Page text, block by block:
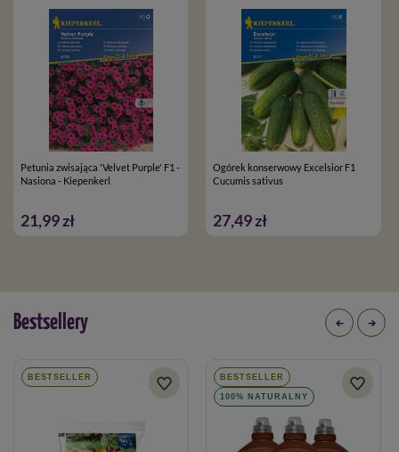
Petunia zwisająca 'Velvet Purple' F1 -
Nasiona - Kiepenkerl
21,99 zł
Ogórek konserwowy Excelsior F1
Cucumis sativus
27,49 zł
Bestsellery
BESTSELLER BESTSELLER
100% NATURALNY